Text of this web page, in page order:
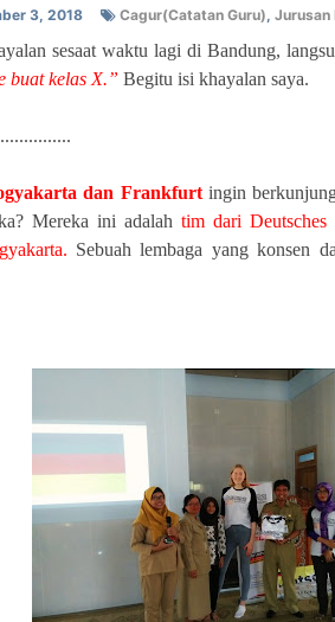
3, 2018 Cagur(Catatan Guru), Jurusan
sesaat waktu lagi di Bandung,
buat kelas X.” Begitu isi khayalan saya.
dan Frankfurtingin
Mereka ini adalah tim dari
Sebuah lembaga yang konsen